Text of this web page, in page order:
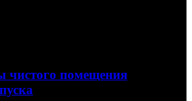
чистого помещения